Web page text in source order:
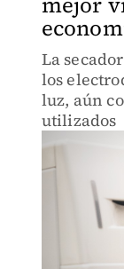
La
los
luz, aún
utilizados